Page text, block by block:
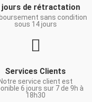
jours de rétractation
sans condition
sous 14 jours
Services Clients
Notre service client est
6 jours sur 7 de 9h à
18h30